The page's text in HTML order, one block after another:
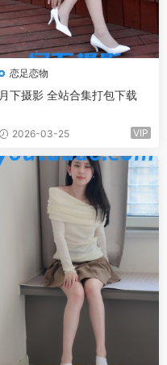
恋足恋物
月下摄影 全站合集打包下载
2026-03-25 VIP